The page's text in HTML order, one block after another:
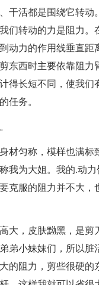
干活都是围绕它转动
们转动的力是阻力。
动力的作用线垂直距
东西时主要依靠阻力
得长短不同，使我们
任务。
匀称，模样也满标
我为大姐。我的.动
克服的阻力并不大，
，皮肤黝黑，是剪
弟小妹妹们，所以脏
的阻力，剪些很硬的